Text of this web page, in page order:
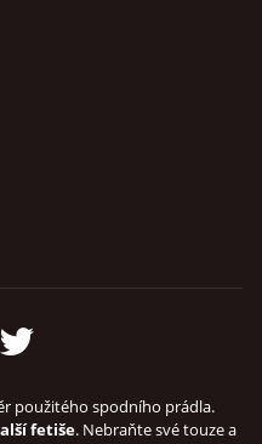
použitého spodního prádla.
fetiše. Nebraňte své touze a